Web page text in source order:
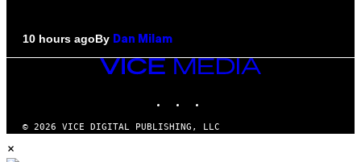
10 hours agoBy Dan Milam
VICE
MEDIA
© 2026 VICE DIGITAL PUBLISHING, LLC
×